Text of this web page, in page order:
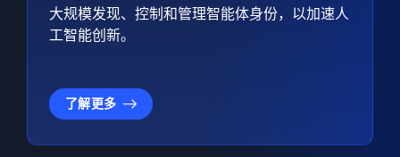
大规模发现、控制和管理智能体身份，以加速人
工智能创新。
了解更多